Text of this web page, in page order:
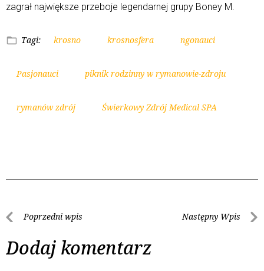
zagrał największe przeboje legendarnej grupy Boney M.
Tagi: krosno krosnosfera ngonauci
Pasjonauci piknik rodzinny w rymanowie-zdroju
rymanów zdrój Świerkowy Zdrój Medical SPA
Poprzedni wpis Następny Wpis
Dodaj komentarz